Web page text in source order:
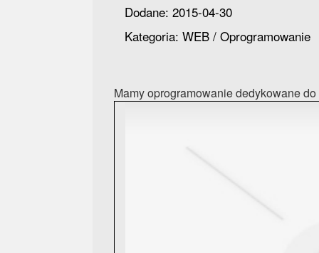
Dodane: 2015-04-30
Kategoria: WEB / Oprogramowanie
Mamy oprogramowanie dedykowane